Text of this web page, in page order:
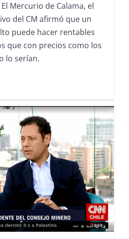
Mercurio de Calama, el
del CM afirmó que un
puede hacer rentables
que con precios como los
lo serían.